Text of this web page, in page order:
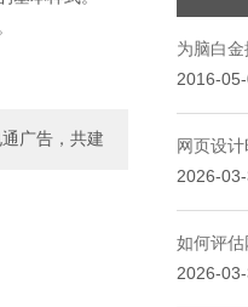
广告，共建
为脑白
2016-
网页设
2026-03-
如何评估
2026-